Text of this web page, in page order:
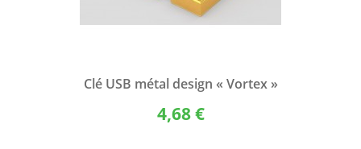
Clé USB métal design « Vortex »
4,68 €